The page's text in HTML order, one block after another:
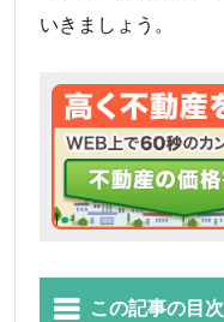
いきましょう。
この記事の目次